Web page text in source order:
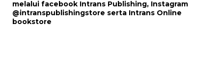
melalui facebook Intrans Publishing, Instagram
@intranspublishingstore serta Intrans Online
bookstore